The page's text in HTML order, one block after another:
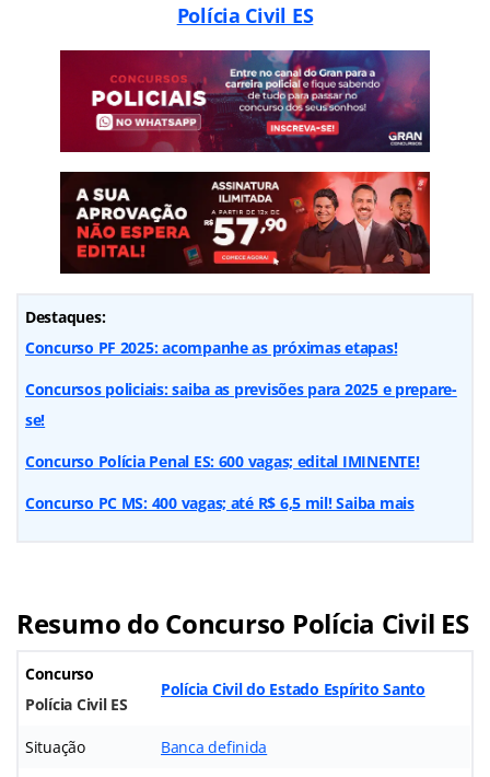
Polícia Civil ES
Destaques:
Concurso PF 2025: acompanhe as próximas etapas!
Concursos policiais: saiba as previsões para 2025 e prepare-
se!
Concurso Polícia Penal ES: 600 vagas; edital IMINENTE!
Concurso PC MS: 400 vagas; até R$ 6,5 mil! Saiba mais
Resumo do Concurso Polícia Civil ES
Concurso
Polícia Civil ES
Polícia Civil do Estado Espírito Santo
Situação Banca definida